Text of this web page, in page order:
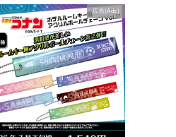
広告(Ads)